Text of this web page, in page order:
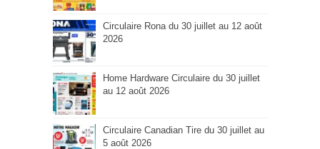
Circulaire Rona du 30 juillet au 12 août
2026
Home Hardware Circulaire du 30 juillet
au 12 août 2026
Circulaire Canadian Tire du 30 juillet au
5 août 2026